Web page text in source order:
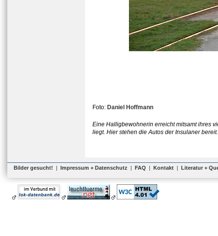
Foto: Daniel Hoffmann
Eine Halligbewohnerin erreicht mitsamt ihres
liegt. Hier stehen die Autos der Insulaner bereit.
Bilder gesucht! | Impressum + Datenschutz | FAQ | Kontakt | Literatur +